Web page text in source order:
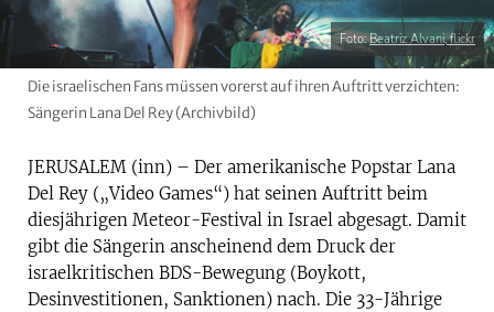
Foto:Beatriz Alvani, flickr
Die israelischen Fans müssen vorerst auf ihren Auftritt verzichten:
Sängerin Lana Del Rey (Archivbild)
JERUSALEM (inn) – Der amerikanische Popstar Lana
Del Rey („Video Games“) hat seinen Auftritt beim
diesjährigen Meteor-Festival in Israel abgesagt. Damit
gibt die Sängerin anscheinend dem Druck der
israelkritischen BDS-Bewegung (Boykott,
Desinvestitionen, Sanktionen) nach. Die 33-Jährige